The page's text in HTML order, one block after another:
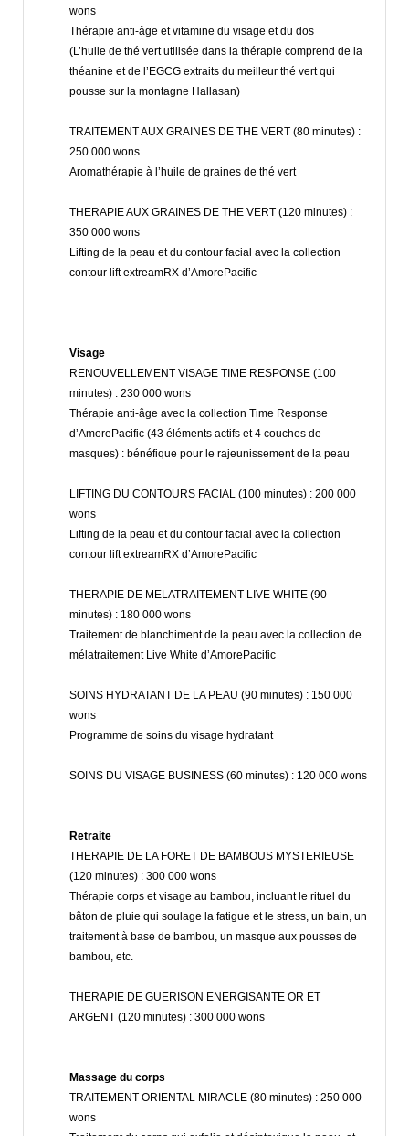
wons
Thérapie anti-âge et vitamine du visage et du dos
(L’huile de thé vert utilisée dans la thérapie comprend de la
théanine et de l’EGCG extraits du meilleur thé vert qui
pousse sur la montagne Hallasan)
TRAITEMENT AUX GRAINES DE THE VERT (80 minutes) :
250 000 wons
Aromathérapie à l’huile de graines de thé vert
THERAPIE AUX GRAINES DE THE VERT (120 minutes) :
350 000 wons
Lifting de la peau et du contour facial avec la collection
contour lift extreamRX d’AmorePacific
Visage
RENOUVELLEMENT VISAGE TIME RESPONSE (100
minutes) : 230 000 wons
Thérapie anti-âge avec la collection Time Response
d’AmorePacific (43 éléments actifs et 4 couches de
masques) : bénéfique pour le rajeunissement de la peau
LIFTING DU CONTOURS FACIAL (100 minutes) : 200 000
wons
Lifting de la peau et du contour facial avec la collection
contour lift extreamRX d’AmorePacific
THERAPIE DE MELATRAITEMENT LIVE WHITE (90
minutes) : 180 000 wons
Traitement de blanchiment de la peau avec la collection de
mélatraitement Live White d’AmorePacific
SOINS HYDRATANT DE LA PEAU (90 minutes) : 150 000
wons
Programme de soins du visage hydratant
SOINS DU VISAGE BUSINESS (60 minutes) : 120 000 wons
Retraite
THERAPIE DE LA FORET DE BAMBOUS MYSTERIEUSE
(120 minutes) : 300 000 wons
Thérapie corps et visage au bambou, incluant le rituel du
bâton de pluie qui soulage la fatigue et le stress, un bain, un
traitement à base de bambou, un masque aux pousses de
bambou, etc.
THERAPIE DE GUERISON ENERGISANTE OR ET
ARGENT (120 minutes) : 300 000 wons
Massage du corps
TRAITEMENT ORIENTAL MIRACLE (80 minutes) : 250 000
wons